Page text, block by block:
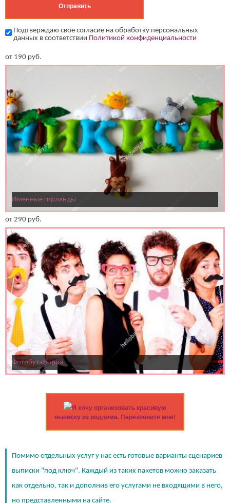
Подтверждаю свое согласие на обработку персональных
данных в соответствии Политикой конфиденциальности
от 190 руб.
Именные гирлянды
от 290 руб.
Фотобутафория
Я хочу организовать красивую
выписку из роддома. Перезвоните мне!
Помимо отдельных услуг у нас есть готовые варианты сценариев
выписки "под ключ". Каждый из таких пакетов можно заказать
как отдельно, так и дополнив его услугами не входящими в него,
но представленными на сайте.